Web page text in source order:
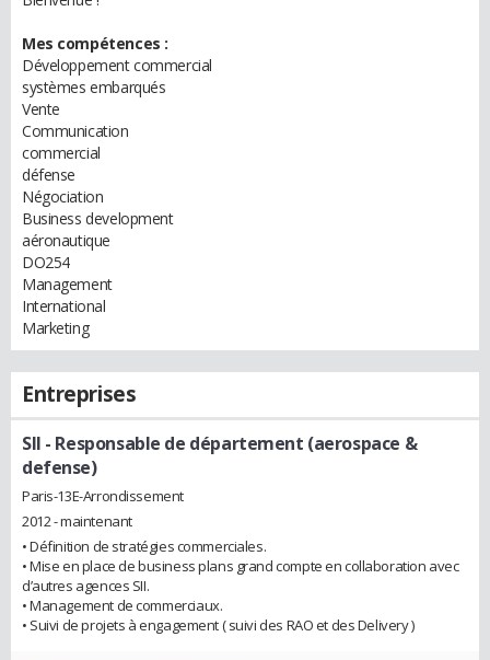
Mes compétences :
Développement commercial
systèmes embarqués
Vente
Communication
commercial
défense
Négociation
Business development
aéronautique
DO254
Management
International
Marketing
Entreprises
SII - Responsable de département (aerospace &
defense)
Paris-13E-Arrondissement
2012 - maintenant
• Définition de stratégies commerciales.
• Mise en place de business plans grand compte en collaboration avec
d’autres agences SII.
• Management de commerciaux.
• Suivi de projets à engagement ( suivi des RAO et des Delivery )